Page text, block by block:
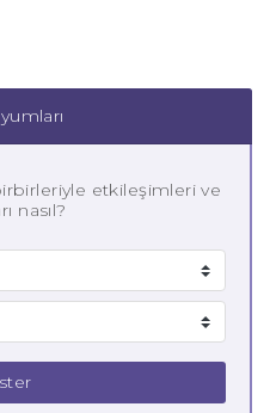
etkileşimleri ve
nasıl?